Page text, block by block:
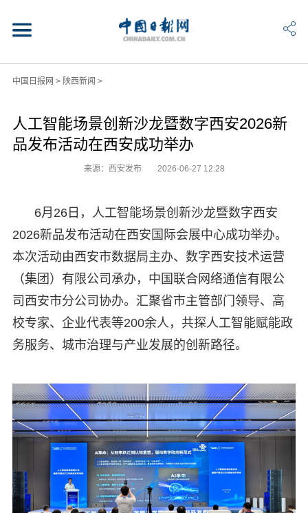
中国日报网 > 陕西新闻 >
人工智能场景创新沙龙暨数字西安2026新
品发布活动在西安成功举办
来源：西安发布 2026-06-27 12:28
6月26日，人工智能场景创新沙龙暨数字西安
2026新品发布活动在西安国际会展中心成功举办。
本次活动由西安市数据局主办、数字西安技术运营
（集团）有限公司承办，中国联合网络通信有限公
司西安市分公司协办。汇聚省市主管部门领导、高
校专家、企业代表等200余人，共探人工智能赋能政
务服务、城市治理与产业发展的创新路径。